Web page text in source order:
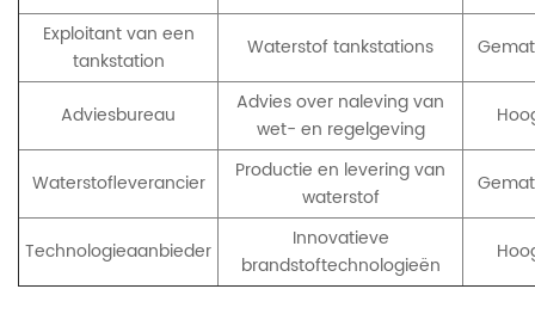
Exploitant van een
tankstation
Waterstof tankstations
Adviesbureau
Advies over naleving van
wet- en regelgeving
Waterstofleverancier
Productie en levering van
waterstof
Technologieaanbieder
Innovatieve
brandstoftechnologieën